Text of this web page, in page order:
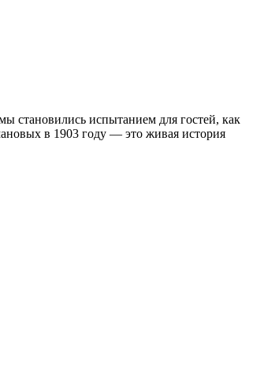
становились испытанием для гостей, как
в 1903 году — это живая история